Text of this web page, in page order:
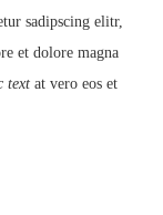
sadipscing elitr,
et dolore magna
text at vero eos et